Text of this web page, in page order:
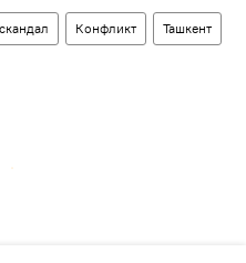
скандал Конфликт Ташкент